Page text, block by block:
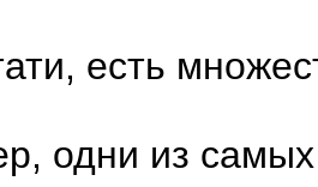
есть
одни из